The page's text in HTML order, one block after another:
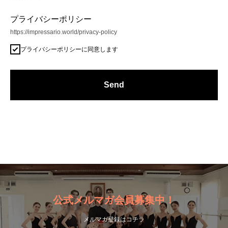
プライバシーポリシー
https://impressario.world/privacy-policy
プライバシーポリシーに同意します
Send
公式メルマガ会員募集中！
メルマガ登録はコチラ